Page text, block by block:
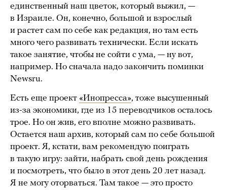
единственный наш цветок, который выжил, —
в Израиле. Он, конечно, большой и взрослый
и растет сам по себе как редакция, но там есть
много чего развивать технически. Если искать
такое занятие, чтобы не сойти с ума, — ну вот,
например. Но сначала надо закончить поминки
Newsru.
Есть еще проект «Инопресса», тоже высушенный
из-за экономики, где из 15 переводчиков осталось
трое. Но он жив, его вполне можно развивать.
Остается наш архив, который сам по себе большой
проект. Я, кстати, вам рекомендую поиграть
в такую игру: зайти, набрать свой день рождения
и посмотреть, что было в этот день 20 лет назад.
Я не могу оторваться. Там такое — это просто